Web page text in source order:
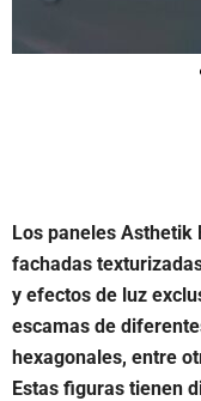
Los paneles Asthetik
fachadas
y efectos de luz
escamas de
hexagonales, entre
Estas figuras tienen